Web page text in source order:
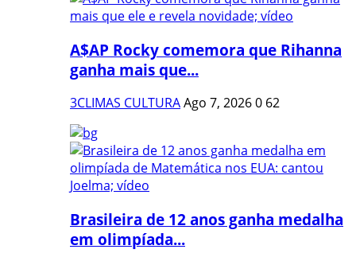
A$AP Rocky comemora que Rihanna
ganha mais que...
3CLIMAS CULTURAAgo 7, 20260 62
Brasileira de 12 anos ganha medalha
em olimpíada...